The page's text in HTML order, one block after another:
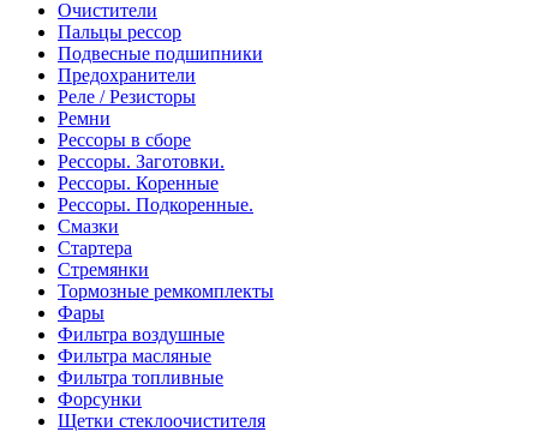
Очистители
Пальцы рессор
Подвесные подшипники
Предохранители
Реле / Резисторы
Ремни
Рессоры в сборе
Рессоры. Заготовки.
Рессоры. Коренные
Рессоры. Подкоренные.
Смазки
Стартера
Стремянки
Тормозные ремкомплекты
Фары
Фильтра воздушные
Фильтра масляные
Фильтра топливные
Форсунки
Щетки стеклоочистителя